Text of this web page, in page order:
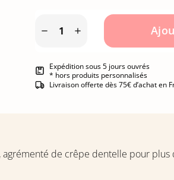
 
Expédition sous 5 jours ouvrés
* hors produits personnalisés
Livraison offerte dès 75€ d’achat en
de crêpe dentelle pour plus